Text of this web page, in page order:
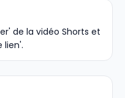
de la vidéo Shorts et
lien'.